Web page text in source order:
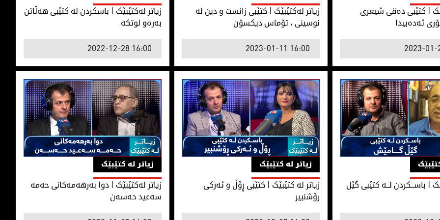
| کتێبی دەقی شیعری
ئەدەبیدا
2023-
زیاتر لەکتێبێک | کتێبی زانست و دین لە
نوسینی ، تۆماس دیکسۆن
2023-01-11 16:00
زیاتر لەکتێبێک | باسکردن لە کتێبی هەڵاتن
بەرەو لوتکە
2022-12-28 16:00
| باســكردن لــە كتێبی گێل گامێش
| باســكردن لــە كتێبی گێل
زیاتر لە کتێبێک | كتێبی ڕۆڵ و ئەركی رۆشنبیر
زیاتر لە کتێبێک
زیاتر لە کتێبێک | كتێبی ڕۆڵ و ئەركی
رۆشنبیر
زیاتر لەکتێبێک | دوا بەرهەمەکانی حەمە
زیاتر لە کتێبێک
زیاتر لەکتێبێک | دوا بەرهەمەکانی حەمە
سەعید حەسەن